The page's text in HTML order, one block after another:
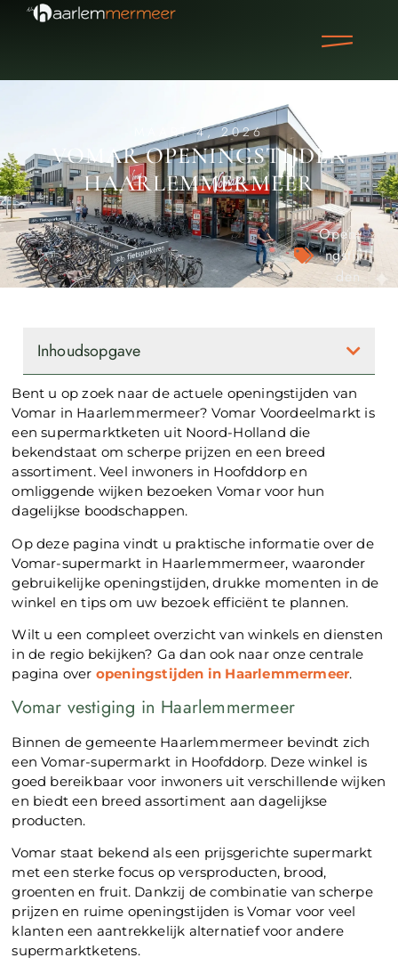
MAART 4, 2026
VOMAR OPENINGSTIJDEN
HAARLEMMERMEER
Openi
ngstij
den
Bent u op zoek naar de actuele openingstijden van
Vomar in Haarlemmermeer? Vomar Voordeelmarkt is
een supermarktketen uit Noord-Holland die
bekendstaat om scherpe prijzen en een breed
assortiment. Veel inwoners in Hoofddorp en
omliggende wijken bezoeken Vomar voor hun
dagelijkse boodschappen.
Op deze pagina vindt u praktische informatie over de
Vomar-supermarkt in Haarlemmermeer, waaronder
gebruikelijke openingstijden, drukke momenten in de
winkel en tips om uw bezoek efficiënt te plannen.
Wilt u een compleet overzicht van winkels en diensten
in de regio bekijken? Ga dan ook naar onze centrale
pagina over openingstijden in Haarlemmermeer.
Vomar vestiging in Haarlemmermeer
Binnen de gemeente Haarlemmermeer bevindt zich
een Vomar-supermarkt in Hoofddorp. Deze winkel is
goed bereikbaar voor inwoners uit verschillende wijken
en biedt een breed assortiment aan dagelijkse
producten.
Vomar staat bekend als een prijsgerichte supermarkt
met een sterke focus op versproducten, brood,
groenten en fruit. Dankzij de combinatie van scherpe
prijzen en ruime openingstijden is Vomar voor veel
klanten een aantrekkelijk alternatief voor andere
supermarktketens.
Inhoudsopgave